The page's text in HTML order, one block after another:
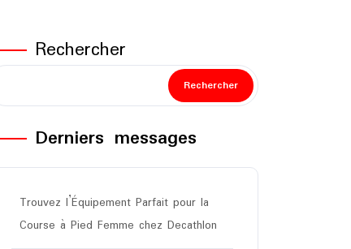
Rechercher
Rechercher
Derniers messages
Trouvez l’Équipement Parfait pour la
Course à Pied Femme chez Decathlon